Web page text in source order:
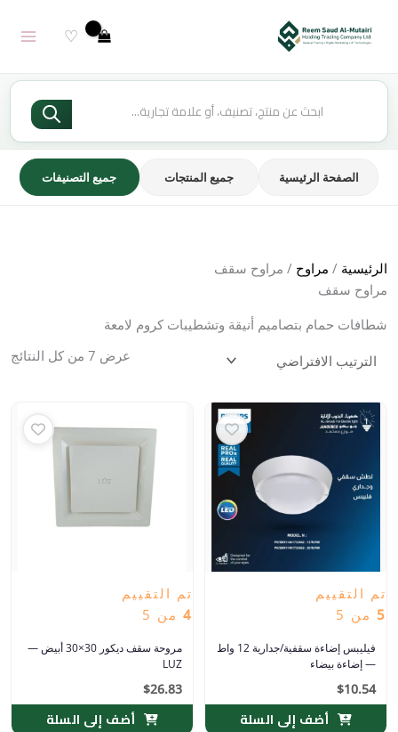
♡
Products
الصفحة الرئيسية جميع المنتجات جميع التصنيفات
الرئيسية / مراوح / مراوح سقف
مراوح سقف
شطافات حمام بتصاميم أنيقة وتشطيبات كروم لامعة
عرض ⁦7⁩ من كل النتائج
تم التقييم
5 من 5
فيليبس إضاءة سقفية/جدارية 12 واط
— إضاءة بيضاء
$10.54
أضف إلى السلة
تم التقييم
4 من 5
مروحة سقف ديكور 30×30 أبيض —
LUZ
$26.83
أضف إلى السلة